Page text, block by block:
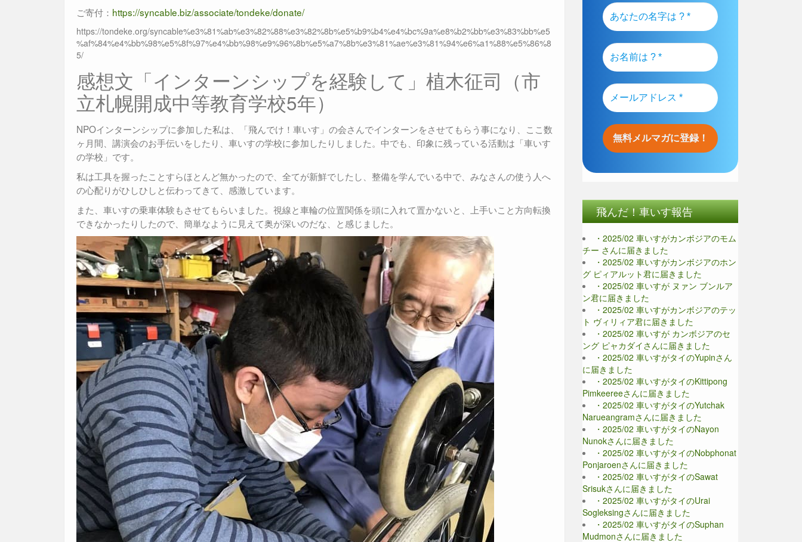
ご寄付： https://syncable.biz/associate/tondeke/donate/
https://tondeke.org/syncable%e3%81%ab%e3%82%88%e3%82%8b%e5%b9%b4%e4%bc%9a%e8%b2%bb%e3%83%bb%e5
%af%84%e4%bb%98%e5%8f%97%e4%bb%98%e9%96%8b%e5%a7%8b%e3%81%ae%e3%81%94%e6%a1%88%e5%86%8
5/
感想文「インターンシップを経験して」植木征司（市
立札幌開成中等教育学校5年）
NPOインターンシップに参加した私は、「飛んでけ！車いす」の会さんでインターンをさせてもらう事になり、ここ数
ヶ月間、講演会のお手伝いをしたり、車いすの学校に参加したりしました。中でも、印象に残っている活動は「車いす
の学校」です。
私は工具を握ったことすらほとんど無かったので、全てが新鮮でしたし、整備を学んでいる中で、みなさんの使う人へ
の心配りがひしひしと伝わってきて、感激しています。
また、車いすの乗車体験もさせてもらいました。視線と車輪の位置関係を頭に入れて置かないと、上手いこと方向転換
できなかったりしたので、簡単なように見えて奥が深いのだな、と感じました。
飛んだ！車いす報告
・2025/02 車いすがカンボジアのモム
チー さんに届きました
・2025/02 車いすがカンボジアのホン
グ ピィアルット君に届きました
・2025/02 車いすが ヌァン ブンルア
ン君に届きました
・2025/02 車いすがカンボジアのテッ
ト ヴィリィア君に届きました
・2025/02 車いすが カンボジアのセ
ング ピャカダイさんに届きました
・2025/02 車いすがタイのYupinさん
に届きました
・2025/02 車いすがタイのKittipong
Pimkeereeさんに届きました
・2025/02 車いすがタイのYutchak
Narueangramさんに届きました
・2025/02 車いすがタイのNayon
Nunokさんに届きました
・2025/02 車いすがタイのNobphonat
Ponjaroenさんに届きました
・2025/02 車いすがタイのSawat
Srisukさんに届きました
・2025/02 車いすがタイのUrai
Sogleksingさんに届きました
・2025/02 車いすがタイのSuphan
Mudmonさんに届きました